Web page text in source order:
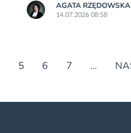
AGATA RZĘDOWSKA
14.07.2026 08:58
5 6 7 …